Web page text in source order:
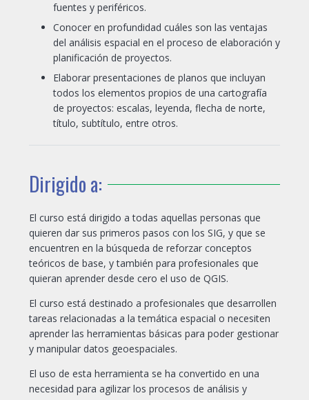
fuentes y periféricos.
Conocer en profundidad cuáles son las ventajas
del análisis espacial en el proceso de elaboración y
planificación de proyectos.
Elaborar presentaciones de planos que incluyan
todos los elementos propios de una cartografía
de proyectos: escalas, leyenda, flecha de norte,
título, subtítulo, entre otros.
Dirigido a:
El curso está dirigido a todas aquellas personas que
quieren dar sus primeros pasos con los SIG, y que se
encuentren en la búsqueda de reforzar conceptos
teóricos de base, y también para profesionales que
quieran aprender desde cero el uso de QGIS.
El curso está destinado a profesionales que desarrollen
tareas relacionadas a la temática espacial o necesiten
aprender las herramientas básicas para poder gestionar
y manipular datos geoespaciales.
El uso de esta herramienta se ha convertido en una
necesidad para agilizar los procesos de análisis y